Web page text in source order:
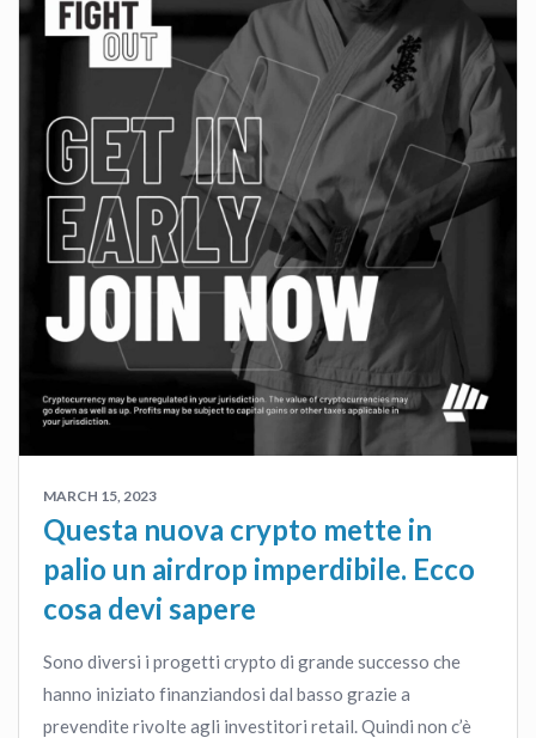
MARCH 15, 2023
Questa nuova crypto mette in
palio un airdrop imperdibile. Ecco
cosa devi sapere
Sono diversi i progetti crypto di grande successo che
hanno iniziato finanziandosi dal basso grazie a
prevendite rivolte agli investitori retail. Quindi non c’è